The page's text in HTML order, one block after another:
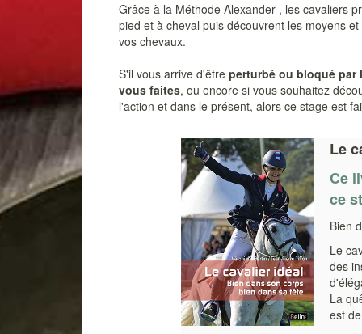
Grâce à la Méthode Alexander , les cavaliers
pied et à cheval puis découvrent les moyens
vos chevaux.
S'il vous arrive d'être perturbé ou bloqué par
vous faites, ou encore si vous souhaitez
l'action et dans le présent, alors ce stage est
Le
Ce
ce
Bien
Le
des
La
est